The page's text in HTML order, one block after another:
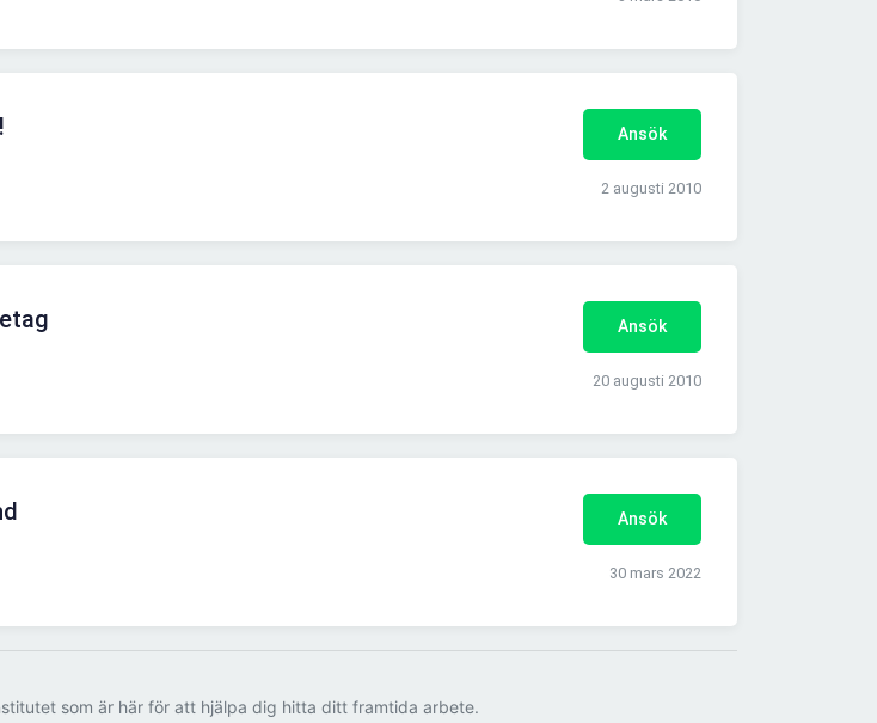
Ansök
2 augusti 2010
Ansök
20 augusti 2010
Ansök
30 mars 2022
som är här för att hjälpa dig hitta ditt framtida arbete.